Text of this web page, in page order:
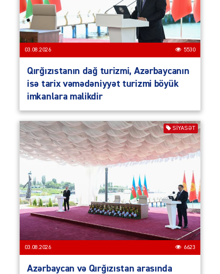
03.08.2026 5530
Qırğızıstanın dağ turizmi, Azərbaycanın
isə tarix vəmədəniyyət turizmi böyük
imkanlara malikdir
SIYASƏT
03.08.2026 6623
Azərbaycan və Qırğızıstan arasında